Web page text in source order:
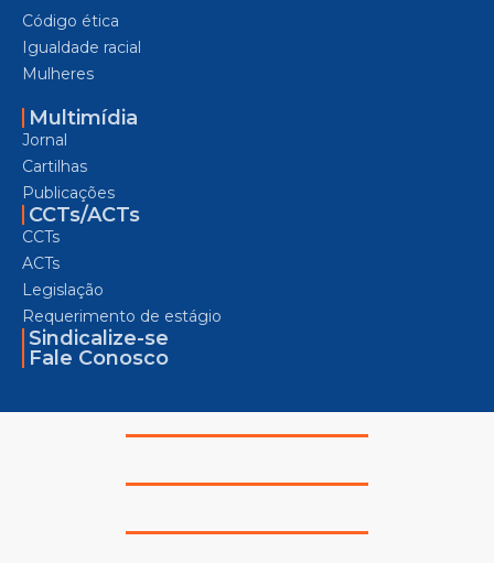
Código ética
Igualdade racial
Mulheres
Multimídia
Jornal
Cartilhas
Publicações
CCTs/ACTs
CCTs
ACTs
Legislação
Requerimento de estágio
Sindicalize-se
Fale Conosco